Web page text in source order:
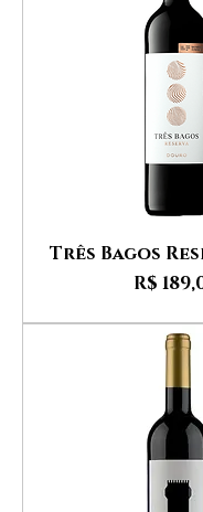
Três Bagos
Preço
R$